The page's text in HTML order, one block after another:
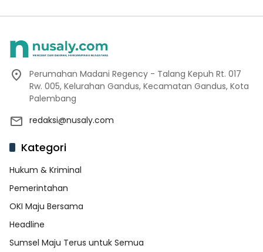
Perumahan Madani Regency - Talang Kepuh Rt. 017
Rw. 005, Kelurahan Gandus, Kecamatan Gandus, Kota
Palembang
redaksi@nusaly.com
Kategori
Hukum & Kriminal
Pemerintahan
OKI Maju Bersama
Headline
Sumsel Maju Terus untuk Semua